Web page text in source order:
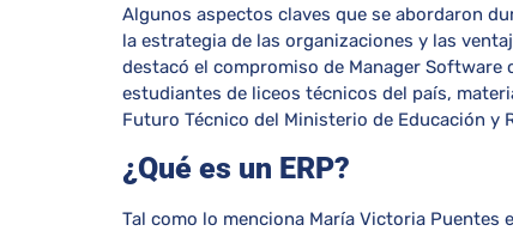
Algunos aspectos claves que se abordaron
la estrategia de las organizaciones y las
destacó el compromiso de Manager
estudiantes de liceos técnicos del país,
Futuro Técnico del Ministerio de Educación y
¿Qué es un ERP?
Tal como lo menciona María Victoria Puentes